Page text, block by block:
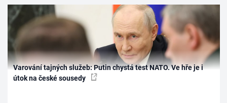
Varování tajných služeb: Putin chystá test NATO. Ve hře je i
útok na české sousedy